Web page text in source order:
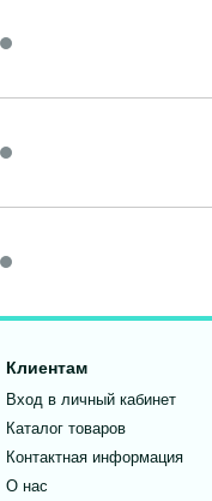
Клиентам
Вход в личный кабинет
Каталог товаров
Контактная информация
О нас